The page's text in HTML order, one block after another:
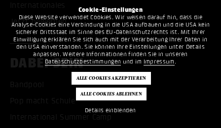
Cookie-Einstellungen
Diese Website verwendet Cookies. Wir weisen darauf hin, dass die
Analyse-Cookies eine Verbindung in die USA aufbauen und die USA kein
sicherer Drittstaat im Sinne des EU-Datenschutzrechts ist. Mit Ihrer
Einwilligung erklären Sie sich auch mit der Verarbeitung Ihrer Daten in
den USA einverstanden. Sie können Ihre Einstellungen unter Details
anpassen. Weitere Informationen finden Sie in unseren
Datenschutzbestimmungen und im Impressum .
Details einblenden
Internationales
Jetzt bewerben
DABEI SEIN
Bandpool
Pop macht Schule
International Summer Camp